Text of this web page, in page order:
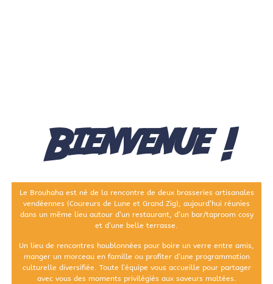
Bienvenue !
Le Brouhaha est né de la rencontre de deux brasseries artisanales
vendéennes (Coureurs de Lune et Grand Zig), aujourd’hui réunies
dans un même lieu autour d’un restaurant, d’un bar/taproom cosy
et d’une belle terrasse.
Un lieu de rencontres houblonnées pour boire un verre entre amis,
manger un morceau en famille ou profiter d’une programmation
culturelle diversifiée. Toute l’équipe vous accueille pour partager
avec vous des moments privilégiés aux saveurs maltées.